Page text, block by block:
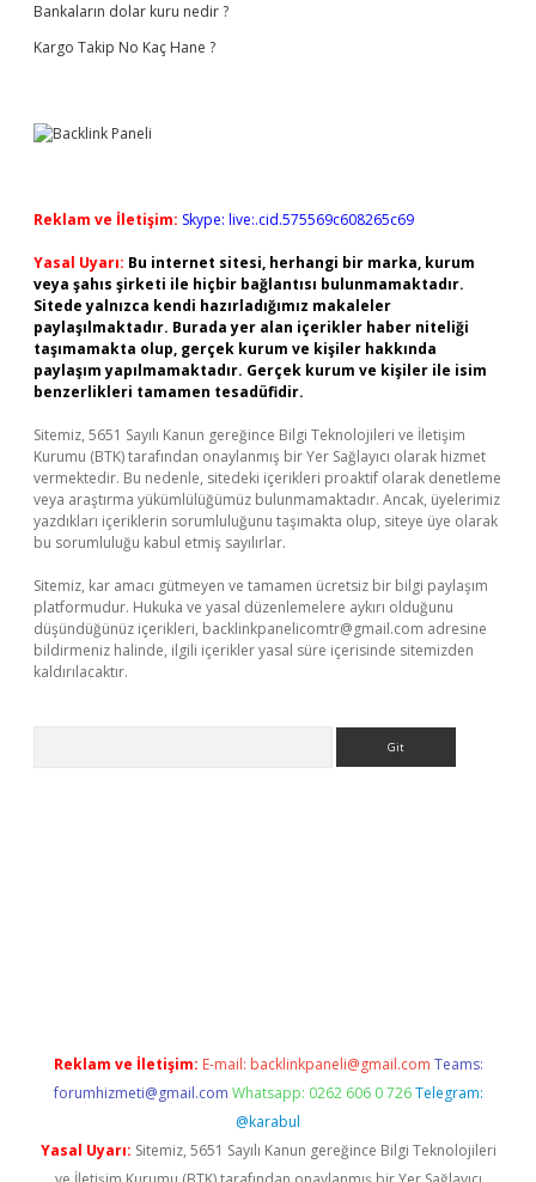
Bankaların dolar kuru nedir ?
Kargo Takip No Kaç Hane ?
Reklam ve İletişim: Skype: live:.cid.575569c608265c69
Yasal Uyarı: Bu internet sitesi, herhangi bir marka, kurum
veya şahıs şirketi ile hiçbir bağlantısı bulunmamaktadır.
Sitede yalnızca kendi hazırladığımız makaleler
paylaşılmaktadır. Burada yer alan içerikler haber niteliği
taşımamakta olup, gerçek kurum ve kişiler hakkında
paylaşım yapılmamaktadır. Gerçek kurum ve kişiler ile isim
benzerlikleri tamamen tesadüfidir.
Sitemiz, 5651 Sayılı Kanun gereğince Bilgi Teknolojileri ve İletişim
Kurumu (BTK) tarafından onaylanmış bir Yer Sağlayıcı olarak hizmet
vermektedir. Bu nedenle, sitedeki içerikleri proaktif olarak denetleme
veya araştırma yükümlülüğümüz bulunmamaktadır. Ancak, üyelerimiz
yazdıkları içeriklerin sorumluluğunu taşımakta olup, siteye üye olarak
bu sorumluluğu kabul etmiş sayılırlar.
Sitemiz, kar amacı gütmeyen ve tamamen ücretsiz bir bilgi paylaşım
platformudur. Hukuka ve yasal düzenlemelere aykırı olduğunu
düşündüğünüz içerikleri, backlinkpanelicomtr@gmail.com adresine
bildirmeniz halinde, ilgili içerikler yasal süre içerisinde sitemizden
kaldırılacaktır.
Reklam ve İletişim: E-mail: backlinkpaneli@gmail.com Teams:
forumhizmeti@gmail.com Whatsapp: 0262 606 0 726 Telegram:
@karabul
Yasal Uyarı: Sitemiz, 5651 Sayılı Kanun gereğince Bilgi Teknolojileri